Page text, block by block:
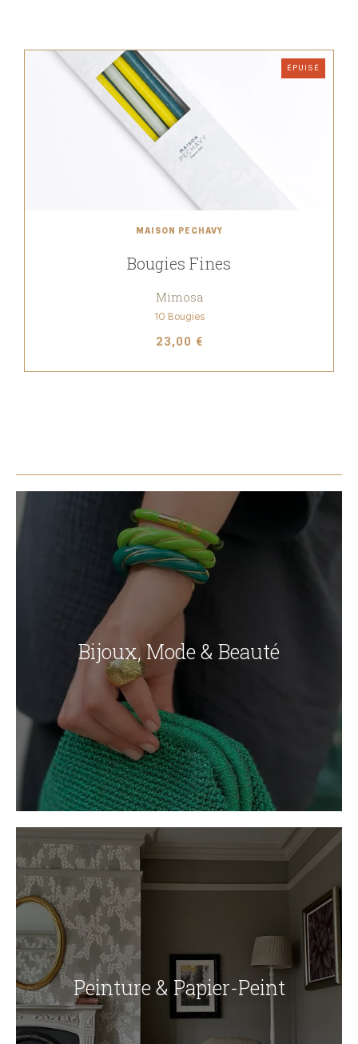
ÉPUISÉ
MAISON PECHAVY
Bougies Fines
Mimosa
10 Bougies
23,00 €
Bijoux, Mode & Beauté
Peinture & Papier-Peint